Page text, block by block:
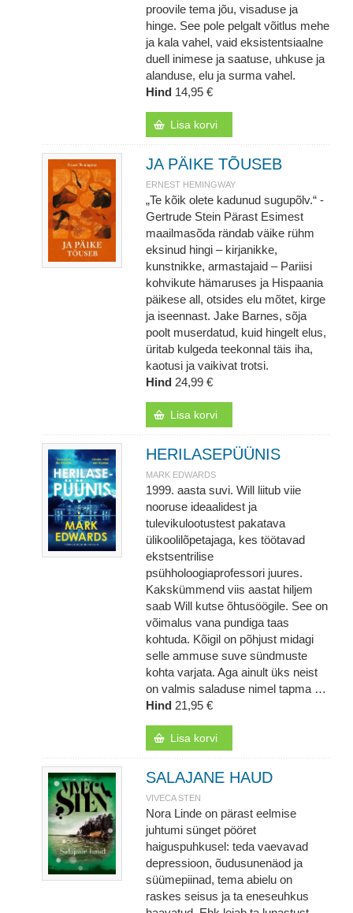
proovile tema jõu, visaduse ja
hinge. See pole pelgalt võitlus mehe
ja kala vahel, vaid eksistentsiaalne
duell inimese ja saatuse, uhkuse ja
alanduse, elu ja surma vahel.
Hind 14,95 €
Lisa korvi
JA PÄIKE TÕUSEB
ERNEST HEMINGWAY
„Te kõik olete kadunud sugupõlv.“ -
Gertrude Stein Pärast Esimest
maailmasõda rändab väike rühm
eksinud hingi – kirjanikke,
kunstnikke, armastajaid – Pariisi
kohvikute hämaruses ja Hispaania
päikese all, otsides elu mõtet, kirge
ja iseennast. Jake Barnes, sõja
poolt muserdatud, kuid hingelt elus,
üritab kulgeda teekonnal täis iha,
kaotusi ja vaikivat trotsi.
Hind 24,99 €
Lisa korvi
HERILASEPÜÜNIS
MARK EDWARDS
1999. aasta suvi. Will liitub viie
nooruse ideaalidest ja
tulevikulootustest pakatava
ülikoolilõpetajaga, kes töötavad
ekstsentrilise
psühholoogiaprofessori juures.
Kakskümmend viis aastat hiljem
saab Will kutse õhtusöögile. See on
võimalus vana pundiga taas
kohtuda. Kõigil on põhjust midagi
selle ammuse suve sündmuste
kohta varjata. Aga ainult üks neist
on valmis saladuse nimel tapma …
Hind 21,95 €
Lisa korvi
SALAJANE HAUD
VIVECA STEN
Nora Linde on pärast eelmise
juhtumi sünget pööret
haiguspuhkusel: teda vaevavad
depressioon, õudusunenäod ja
süümepiinad, tema abielu on
raskes seisus ja ta eneseuhkus